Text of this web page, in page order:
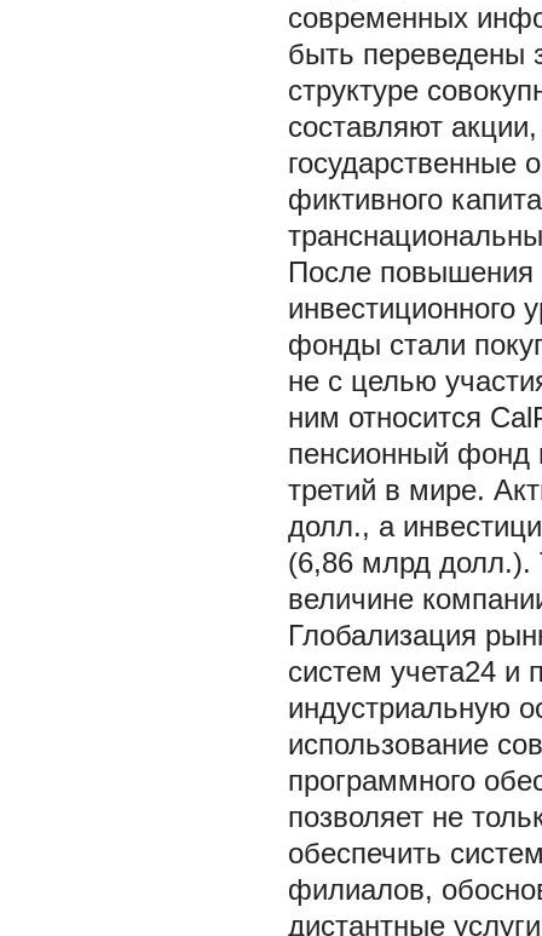
современных
быть переведены
структуре
составляют
государственные
фиктивного
После повышения
инвестиционного
фонды стали
не с целью
ним относится
пенсионный
третий в мире.
долл., а
(6,86 млрд долл.).
величине
Глобализация
систем учета24 и
индустриальную
использование
программного
позволяет не
обеспечить
филиалов,
дистантные